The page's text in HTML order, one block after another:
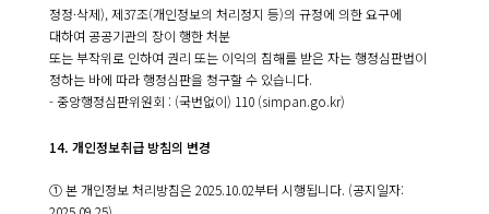
정정·삭제), 제37조(개인정보의 처리정지 등)의 규정에 의한 요구에
대하여 공공기관의 장이 행한 처분
또는 부작위로 인하여 권리 또는 이익의 침해를 받은 자는 행정심판법이
정하는 바에 따라 행정심판을 청구할 수 있습니다.
- 중앙행정심판위원회 : (국번없이) 110 (simpan.go.kr)
14. 개인정보취급 방침의 변경
① 본 개인정보 처리방침은 2025.10.02부터 시행됩니다. (공지일자: